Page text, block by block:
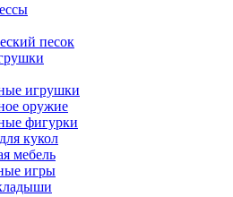
песок
игрушки
оружие
фигурки
кукол
мебель
игры